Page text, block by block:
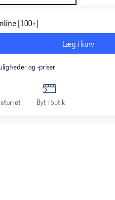
(100+)
Læg i kurv
og -priser
Byt i butik